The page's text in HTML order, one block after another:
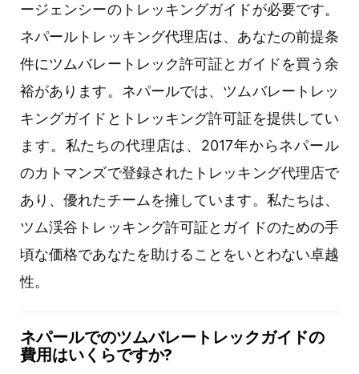
ージェンシーのトレッキングガイドが必要です。
ネパールトレッキング代理店は、あなたの前提条
件にツムバレートレック許可証とガイドを買う余
裕があります。ネパールでは、ツムバレートレッ
キングガイドとトレッキング許可証を提供してい
ます。私たちの代理店は、2017年からネパール
のカトマンズで登録されたトレッキング代理店で
あり、優れたチームを擁しています。私たちは、
ツム渓谷トレッキング許可証とガイドのための手
頃な価格であなたを助けることをいとわない卓越
性。
ネパールでのツムバレートレックガイドの
費用はいくらですか?